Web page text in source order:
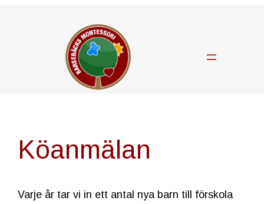
Köanmälan
Varje år tar vi in ett antal nya barn till förskola